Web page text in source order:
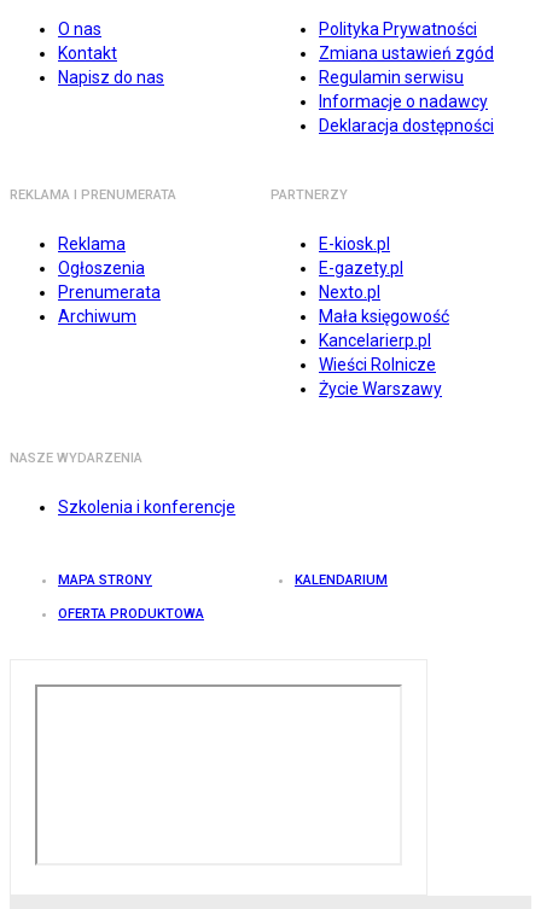
O nas
Kontakt
Napisz do nas
Polityka Prywatności
Zmiana ustawień zgód
Regulamin serwisu
Informacje o nadawcy
Deklaracja dostępności
REKLAMA I PRENUMERATA
Reklama
Ogłoszenia
Prenumerata
Archiwum
PARTNERZY
E-kiosk.pl
E-gazety.pl
Nexto.pl
Mała księgowość
Kancelarierp.pl
Wieści Rolnicze
Życie Warszawy
NASZE WYDARZENIA
Szkolenia i konferencje
MAPA STRONY KALENDARIUM
OFERTA PRODUKTOWA